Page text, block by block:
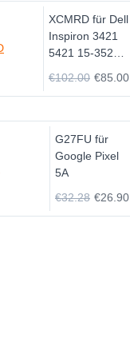
XCMRD für Dell
Inspiron 3421
5421 15-3521
€102.00 €85.00
G27FU für
Google Pixel
5A
€32.28 €26.90